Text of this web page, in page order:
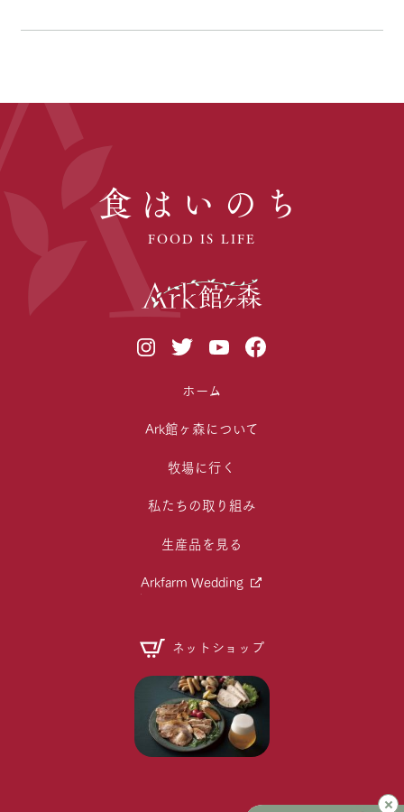
食はいのち
FOOD IS LIFE
ホーム
Ark館ヶ森について
牧場に行く
私たちの取り組み
生産品を見る
Arkfarm Wedding
ネットショップ